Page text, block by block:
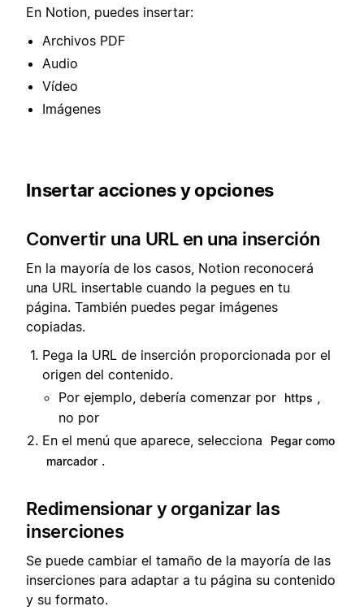
En Notion, puedes insertar:
Archivos PDF
Audio
Vídeo
Imágenes
Insertar acciones y opciones
Convertir una URL en una inserción
En la mayoría de los casos, Notion reconocerá
una URL insertable cuando la pegues en tu
página. También puedes pegar imágenes
copiadas.
Pega la URL de inserción proporcionada por el
origen del contenido.
Por ejemplo, debería comenzar por
https
no por
En el menú que aparece, selecciona
Pegar como
marcador .
Redimensionar y organizar las
inserciones
Se puede cambiar el tamaño de la mayoría de las
inserciones para adaptar a tu página su contenido
y su formato.